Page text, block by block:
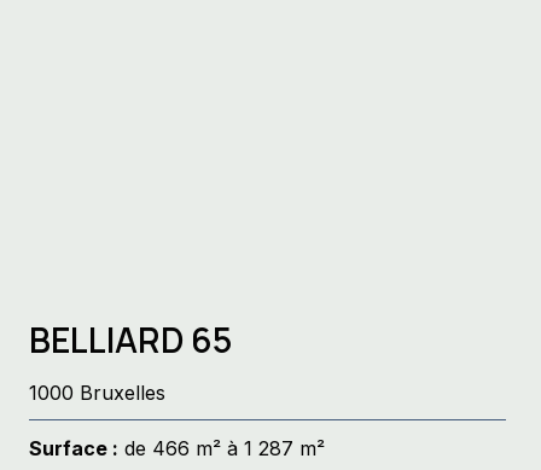
BELLIARD 65
1000 Bruxelles
Surface : de 466 m² à 1 287 m²